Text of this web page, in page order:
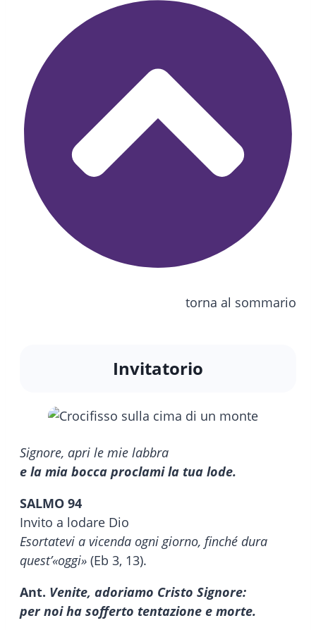
torna al sommario
Invitatorio
Signore, apri le mie labbra
e la mia bocca proclami la tua lode.
SALMO 94
Invito a lodare Dio
Esortatevi a vicenda ogni giorno, finché dura
quest’«oggi» (Eb 3, 13).
Ant. Venite, adoriamo Cristo Signore:
per noi ha sofferto tentazione e morte.